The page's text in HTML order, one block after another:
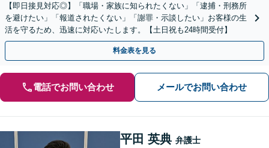
【即日接見対応◎】「職場・家族に知られたくない」「逮捕・刑務所
を避けたい」「報道されたくない」「謝罪・示談したい」お客様の生
活を守るため、迅速に対応いたします。【土日祝も24時間受付】
料金表を見る
電話でお問い合わせ メールでお問い合わせ
平田 英典 弁護士